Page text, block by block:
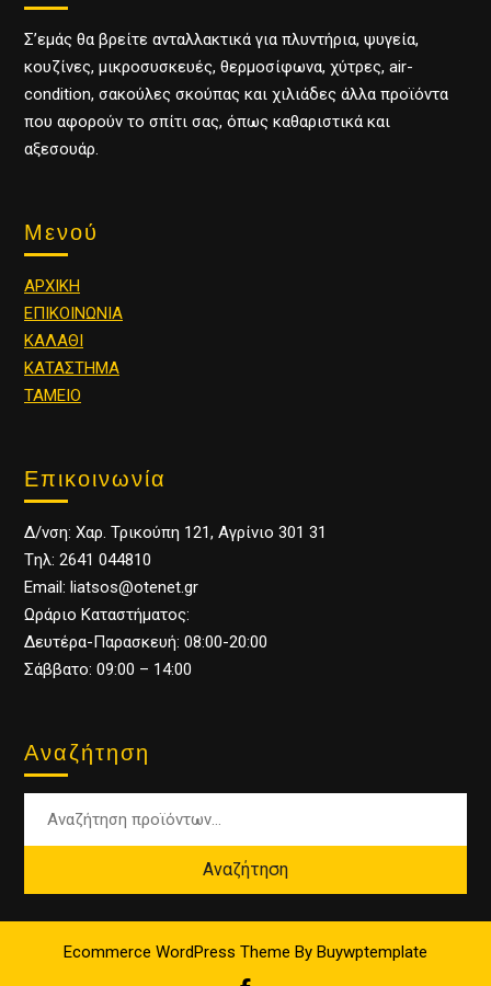
Σ’εμάς θα βρείτε ανταλλακτικά για πλυντήρια, ψυγεία,
κουζίνες, μικροσυσκευές, θερμοσίφωνα, χύτρες, air-
condition, σακούλες σκούπας και χιλιάδες άλλα προϊόντα
που αφορούν το σπίτι σας, όπως καθαριστικά και
αξεσουάρ.
Μενού
ΑΡΧΙΚΗ
ΕΠΙΚΟΙΝΩΝΙΑ
ΚΑΛΑΘΙ
ΚΑΤΑΣΤΗΜΑ
ΤΑΜΕΙΟ
Επικοινωνία
Δ/νση: Χαρ. Τρικούπη 121, Αγρίνιο 301 31
Tηλ: 2641 044810
Email: liatsos@otenet.gr
Ωράριο Καταστήματος:
Δευτέρα-Παρασκευή: 08:00-20:00
Σάββατο: 09:00 – 14:00
Αναζήτηση
Αναζήτηση
Ecommerce WordPress Theme By Buywptemplate